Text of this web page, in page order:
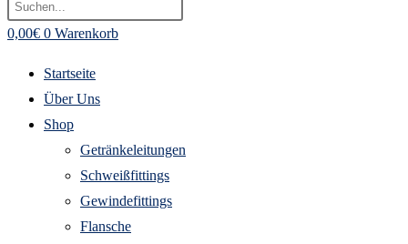
0,00€ 0 Warenkorb
Startseite
Über Uns
Shop
Getränkeleitungen
Schweißfittings
Gewindefittings
Flansche